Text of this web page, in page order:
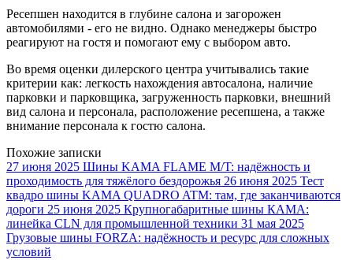
Ресепшен находится в глубине салона и загорожен
автомобилями - его не видно. Однако менеджеры быстро
реагируют на гостя и помогают ему с выбором авто.
Во время оценки дилерского центра учитывались такие
критерии как: легкость нахождения автосалона, наличие
парковки и парковщика, загруженность парковки, внешний
вид салона и персонала, расположение ресепшена, а также
внимание персонала к гостю салона.
Похожие записки
27 июня 2025 Шины KAMA FLAME M/T: надёжность и
проходимость для тяжёлого бездорожья 26 июня 2025 Тест
квадро шины KAMA QUADRO ATM: там, где заканчиваются
дороги 25 июня 2025 Крупногабаритные шины КАМА:
линейка CLN для промышленной техники 31 мая 2025
Грузовые шины FORZA: надёжность и ресурс для сложных
условий